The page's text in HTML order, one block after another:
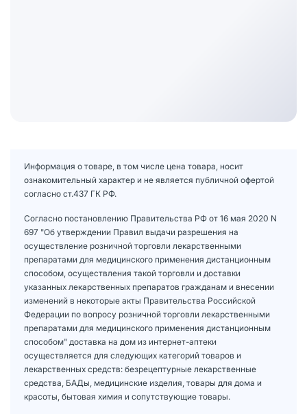
Информация о товаре, в том числе цена товара, носит
ознакомительный характер и не является публичной офертой
согласно ст.437 ГК РФ.
Согласно постановлению Правительства РФ от 16 мая 2020 N
697 "Об утверждении Правил выдачи разрешения на
осуществление розничной торговли лекарственными
препаратами для медицинского применения дистанционным
способом, осуществления такой торговли и доставки
указанных лекарственных препаратов гражданам и внесении
изменений в некоторые акты Правительства Российской
Федерации по вопросу розничной торговли лекарственными
препаратами для медицинского применения дистанционным
способом" доставка на дом из интернет-аптеки
осуществляется для следующих категорий товаров и
лекарственных средств: безрецептурные лекарственные
средства, БАДы, медицинские изделия, товары для дома и
красоты, бытовая химия и сопутствующие товары.